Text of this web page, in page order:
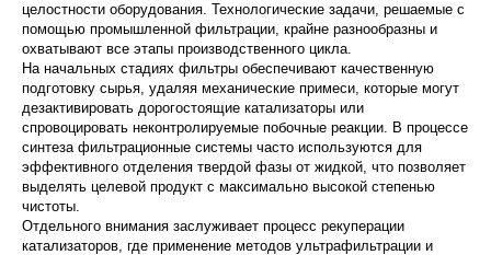
целостности оборудования. Технологические задачи, решаемые с
помощью промышленной фильтрации, крайне разнообразны и
охватывают все этапы производственного цикла.
На начальных стадиях фильтры обеспечивают качественную
подготовку сырья, удаляя механические примеси, которые могут
дезактивировать дорогостоящие катализаторы или
спровоцировать неконтролируемые побочные реакции. В процессе
синтеза фильтрационные системы часто используются для
эффективного отделения твердой фазы от жидкой, что позволяет
выделять целевой продукт с максимально высокой степенью
чистоты.
Отдельного внимания заслуживает процесс рекуперации
катализаторов, где применение методов ультрафильтрации и